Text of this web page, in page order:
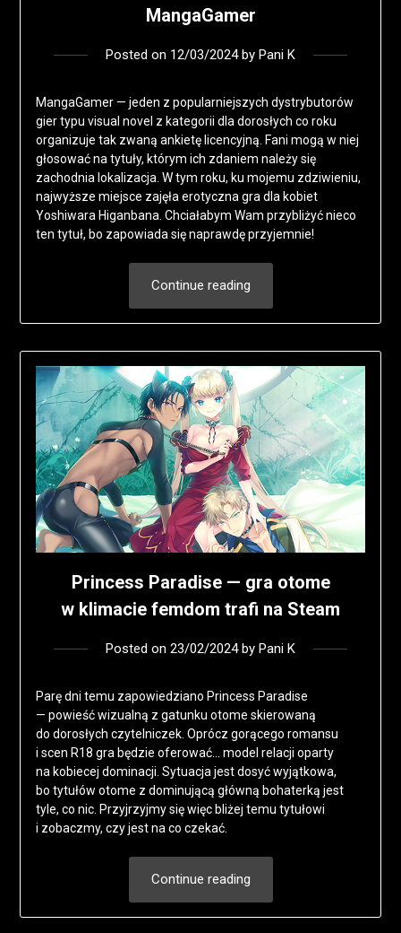
MangaGamer
Posted on 12/03/2024by Pani K
MangaGamer — jeden z popularniejszych dystrybutorów
gier typu visual novel z kategorii dla dorosłych co roku
organizuje tak zwaną ankietę licencyjną. Fani mogą w niej
głosować na tytuły, którym ich zdaniem należy się
zachodnia lokalizacja. W tym roku, ku mojemu zdziwieniu,
najwyższe miejsce zajęła erotyczna gra dla kobiet
Yoshiwara Higanbana. Chciałabym Wam przybliżyć nieco
ten tytuł, bo zapowiada się naprawdę przyjemnie!
Continue reading
Princess Paradise — gra otome
w klimacie femdom trafi na Steam
Posted on 23/02/2024by Pani K
Parę dni temu zapowiedziano Princess Paradise
— powieść wizualną z gatunku otome skierowaną
do dorosłych czytelniczek. Oprócz gorącego romansu
i scen R18 gra będzie oferować… model relacji oparty
na kobiecej dominacji. Sytuacja jest dosyć wyjątkowa,
bo tytułów otome z dominującą główną bohaterką jest
tyle, co nic. Przyjrzyjmy się więc bliżej temu tytułowi
i zobaczmy, czy jest na co czekać.
Continue reading